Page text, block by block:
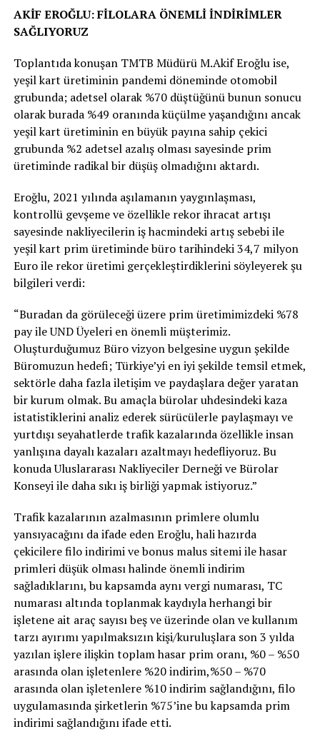
AKİF EROĞLU: FİLOLARA ÖNEMLİ İNDİRİMLER
SAĞLIYORUZ
Toplantıda konuşan TMTB Müdürü M.Akif Eroğlu ise,
yeşil kart üretiminin pandemi döneminde otomobil
grubunda; adetsel olarak %70 düştüğünü bunun sonucu
olarak burada %49 oranında küçülme yaşandığını ancak
yeşil kart üretiminin en büyük payına sahip çekici
grubunda %2 adetsel azalış olması sayesinde prim
üretiminde radikal bir düşüş olmadığını aktardı.
Eroğlu, 2021 yılında aşılamanın yaygınlaşması,
kontrollü gevşeme ve özellikle rekor ihracat artışı
sayesinde nakliyecilerin iş hacmindeki artış sebebi ile
yeşil kart prim üretiminde büro tarihindeki 34,7 milyon
Euro ile rekor üretimi gerçekleştirdiklerini söyleyerek şu
bilgileri verdi:
“Buradan da görüleceği üzere prim üretimimizdeki %78
pay ile UND Üyeleri en önemli müşterimiz.
Oluşturduğumuz Büro vizyon belgesine uygun şekilde
Büromuzun hedefi; Türkiye’yi en iyi şekilde temsil etmek,
sektörle daha fazla iletişim ve paydaşlara değer yaratan
bir kurum olmak. Bu amaçla bürolar uhdesindeki kaza
istatistiklerini analiz ederek sürücülerle paylaşmayı ve
yurtdışı seyahatlerde trafik kazalarında özellikle insan
yanlışına dayalı kazaları azaltmayı hedefliyoruz. Bu
konuda Uluslararası Nakliyeciler Derneği ve Bürolar
Konseyi ile daha sıkı iş birliği yapmak istiyoruz.”
Trafik kazalarının azalmasının primlere olumlu
yansıyacağını da ifade eden Eroğlu, hali hazırda
çekicilere filo indirimi ve bonus malus sitemi ile hasar
primleri düşük olması halinde önemli indirim
sağladıklarını, bu kapsamda aynı vergi numarası, TC
numarası altında toplanmak kaydıyla herhangi bir
işletene ait araç sayısı beş ve üzerinde olan ve kullanım
tarzı ayırımı yapılmaksızın kişi/kuruluşlara son 3 yılda
yazılan işlere ilişkin toplam hasar prim oranı, %0 – %50
arasında olan işletenlere %20 indirim,%50 – %70
arasında olan işletenlere %10 indirim sağlandığını, filo
uygulamasında şirketlerin %75’ine bu kapsamda prim
indirimi sağlandığını ifade etti.